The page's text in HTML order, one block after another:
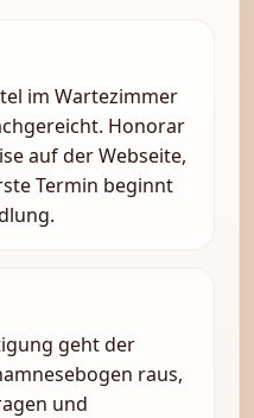
im Wartezimmer
Honorar
auf der Webseite,
Termin beginnt
geht der
raus,
und